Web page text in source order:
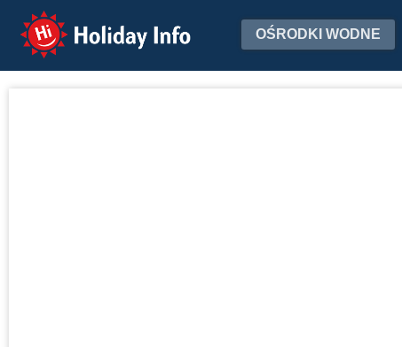
Holiday Info OŚRODKI WODNE